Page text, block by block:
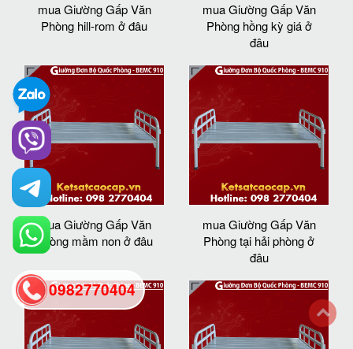
mua Giường Gấp Văn
Phòng hill-rom ở đâu
mua Giường Gấp Văn
Phòng hồng kỳ giá ở
đâu
mua Giường Gấp Văn
Phòng mầm non ở đâu
mua Giường Gấp Văn
Phòng tại hải phòng ở
đâu
0982770404
back